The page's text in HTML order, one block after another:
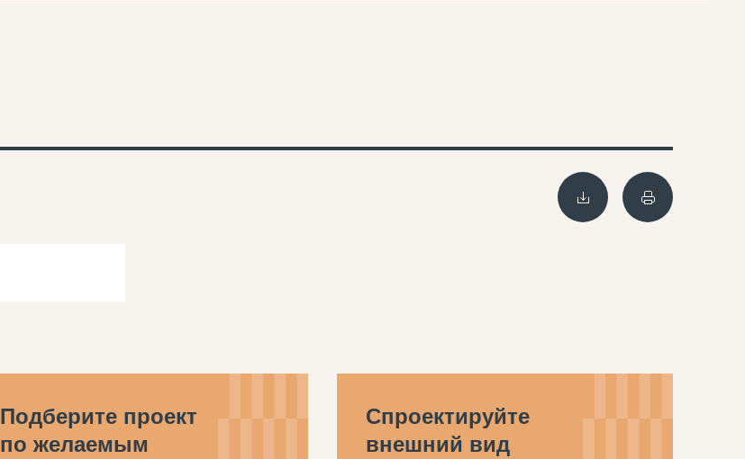
Подберите проект
по желаемым
Спроектируйте
внешний вид